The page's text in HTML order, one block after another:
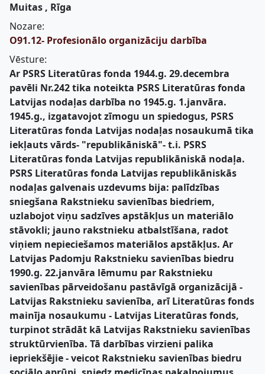
Muitas , Rīga
Nozare:
O91.12- Profesionālo organizāciju darbība
Vēsture:
Ar PSRS Literatūras fonda 1944.g. 29.decembra
pavēli Nr.242 tika noteikta PSRS Literatūras fonda
Latvijas nodaļas darbība no 1945.g. 1.janvāra.
1945.g., izgatavojot zīmogu un spiedogus, PSRS
Literatūras fonda Latvijas nodaļas nosaukumā tika
iekļauts vārds- "republikāniskā"- t.i. PSRS
Literatūras fonda Latvijas republikāniskā nodaļa.
PSRS Literatūras fonda Latvijas republikāniskās
nodaļas galvenais uzdevums bija: palīdzības
sniegšana Rakstnieku savienības biedriem,
uzlabojot viņu sadzīves apstākļus un materiālo
stāvokli; jauno rakstnieku atbalstīšana, radot
viņiem nepieciešamos materiālos apstākļus. Ar
Latvijas Padomju Rakstnieku savienības biedru
1990.g. 22.janvāra lēmumu par Rakstnieku
savienības pārveidošanu pastāvīgā organizācijā -
Latvijas Rakstnieku savienība, arī Literatūras fonds
mainīja nosaukumu - Latvijas Literatūras fonds,
turpinot strādāt kā Latvijas Rakstnieku savienības
struktūrvienība. Tā darbības virzieni palika
iepriekšējie - veicot Rakstnieku savienības biedru